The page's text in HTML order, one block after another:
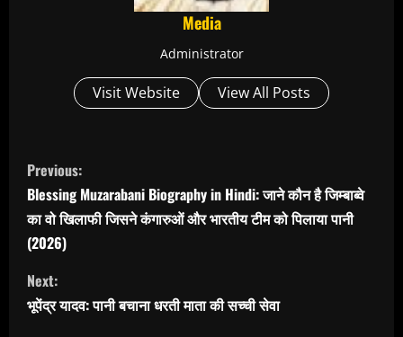
Media
Administrator
Visit Website View All Posts
C
o
n
t
i
Previous:
Blessing Muzarabani Biography in Hindi: जाने कौन है जिम्बाब्वे
का वो खिलाफी जिसने कंगारुओं और भारतीय टीम को पिलाया पानी
(2026)
Next:
भूपेंद्र यादव: पानी बचाना धरती माता की सच्ची सेवा